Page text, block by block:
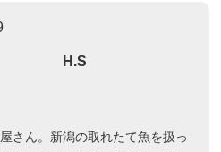
H.S
さん。新潟の取れたて魚を扱っ